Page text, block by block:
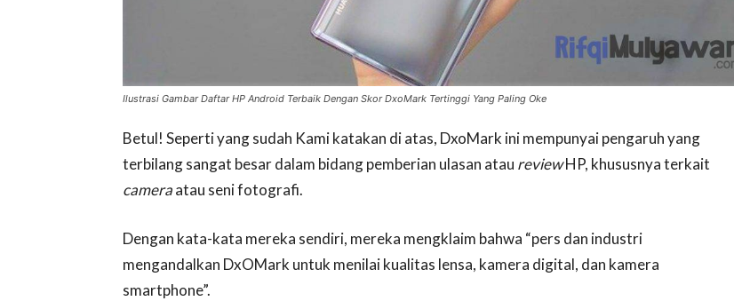
Ilustrasi Gambar Daftar HP Android Terbaik Dengan Skor DxoMark Tertinggi Yang Paling Oke
Betul! Seperti yang sudah Kami katakan di atas, DxoMark ini mempunyai pengaruh yang
terbilang sangat besar dalam bidang pemberian ulasan atau reviewHP, khususnya terkait
cameraatau seni fotografi.
Dengan kata-kata mereka sendiri, mereka mengklaim bahwa “pers dan industri
mengandalkan DxOMark untuk menilai kualitas lensa, kamera digital, dan kamera
smartphone”.